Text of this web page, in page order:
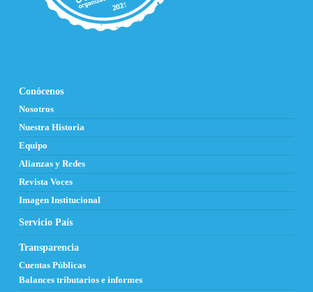
Conócenos
Nosotros
Nuestra Historia
Equipo
Alianzas y Redes
Revista Voces
Imagen Institucional
Servicio País
Transparencia
Cuentas Públicas
Balances tributarios e informes